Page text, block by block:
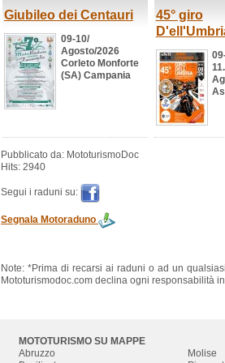
Giubileo dei Centauri
09-10/
Agosto/2026
Corleto Monforte
(SA) Campania
45° giro
Pubblicato da: MototurismoDoc
Hits: 2940
Segui i raduni su:
Segnala Motoraduno
Note: *Prima di recarsi ai raduni o ad un
Mototurismodoc.com declina ogni responsabilità
MOTOTURISMO SU MAPPE
Abruzzo
Molise